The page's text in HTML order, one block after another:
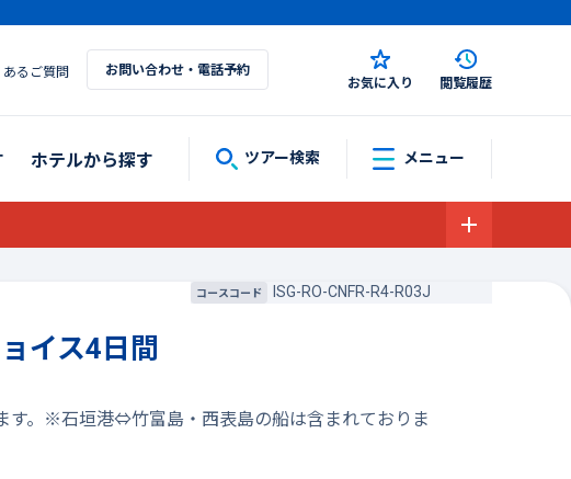
あるご質問 お問い合わせ・電話予約
お気に入り 閲覧履歴
ホテルから探す ツアー検索 メニュー
コースコード
ISG-RO-CNFR-R4-R03J
イス4日間
す。※石垣港⇔竹富島・西表島の船は含まれておりま